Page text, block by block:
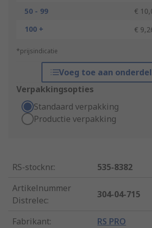
50 - 99
€
100 +
€
*prijsindicatie
Voeg toe aan
Verpakkingsopties
Standaard verpakking
Productie verpakking
RS-stocknr.:
535-8382
Artikelnummer
Distrelec:
304-04-715
Fabrikant: RS PRO